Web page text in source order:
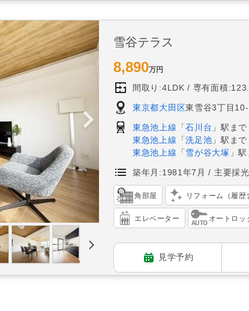
雪谷テラス
8,890万円
間取り:4LDK 専有面積
東京都大田区東雪谷3丁目
東急池上線 「石川台 」駅ま
東急池上線 「洗足池 」駅ま
東急池上線 「 雪が谷大塚 」
築年月:1981年7月 主要採
角部屋 リフォーム（履歴
エレベーター オートロッ
見学予約